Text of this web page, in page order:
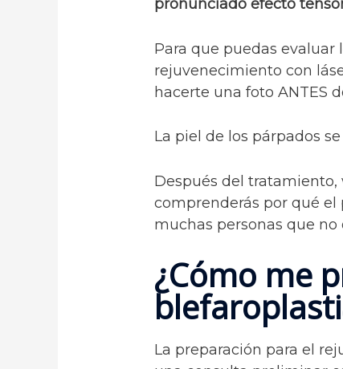
pronunciado efecto
Para que puedas evaluar
rejuvenecimiento con
hacerte una foto ANTES
La piel de los párpados
Después del tratamiento,
comprenderás por qué
muchas personas que
¿Cómo me
La preparación para el